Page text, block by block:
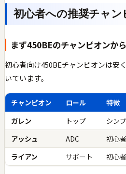
初心者への推奨チャン
まず450BEのチャンピオンから
初心者向け450BEチャンピオンは安
いています。
チャンピオン ロール
特徴
ガレン
トップ
シン
アッシュ
ADC
初心
ライアン
サポート 初心